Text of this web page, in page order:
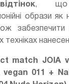
, що
образи як
забезпечити
техніках
match JOIA
vegan 011 +